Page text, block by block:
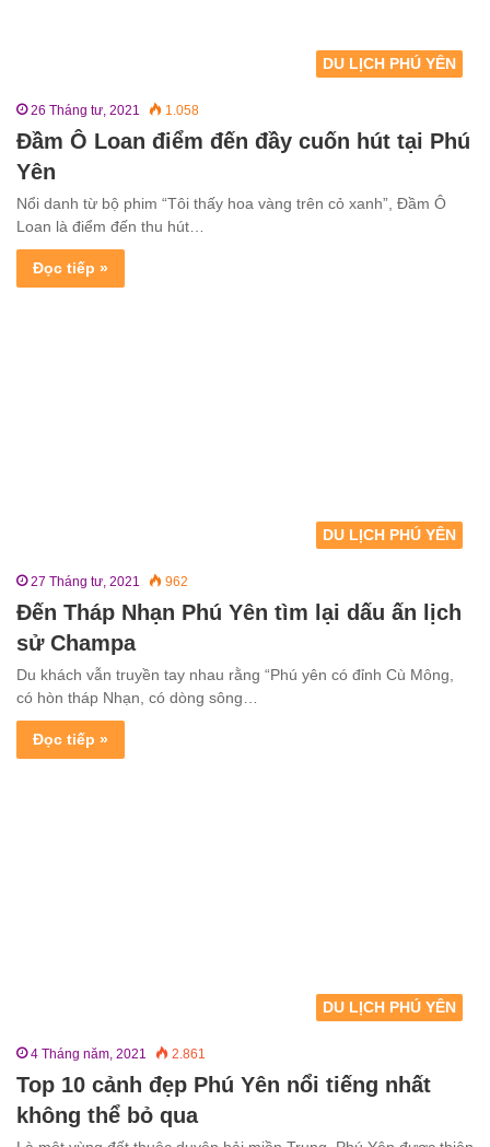
DU LỊCH PHÚ YÊN
26 Tháng tư, 2021 1.058
Đầm Ô Loan điểm đến đầy cuốn hút tại Phú
Yên
Nổi danh từ bộ phim “Tôi thấy hoa vàng trên cỏ xanh”, Đầm Ô
Loan là điểm đến thu hút…
Đọc tiếp »
DU LỊCH PHÚ YÊN
27 Tháng tư, 2021 962
Đến Tháp Nhạn Phú Yên tìm lại dấu ấn lịch
sử Champa
Du khách vẫn truyền tay nhau rằng “Phú yên có đỉnh Cù Mông,
có hòn tháp Nhạn, có dòng sông…
Đọc tiếp »
DU LỊCH PHÚ YÊN
4 Tháng năm, 2021 2.861
Top 10 cảnh đẹp Phú Yên nổi tiếng nhất
không thể bỏ qua